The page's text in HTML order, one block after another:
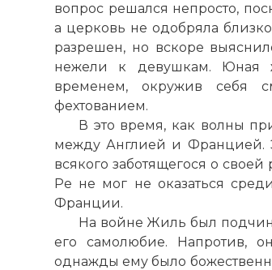
вопрос решался непросто,
а церковь не одобряла
разрешен, но вскоре
нежели к девушкам. Юная
временем, окружив себя
фехтованием.
В это время, как волны
между Англией и Францией.
всякого заботящегося о
Ре не мог не оказаться
Франции.
На войне Жиль был
его самолюбие. Напротив,
однажды ему было